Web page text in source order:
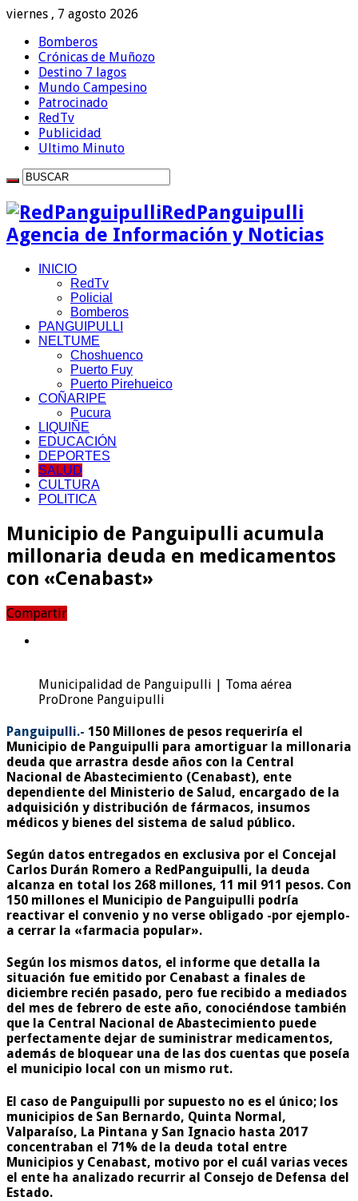
viernes , 7 agosto 2026
Bomberos
Crónicas de Muñozo
Destino 7 lagos
Mundo Campesino
Patrocinado
RedTv
Publicidad
Ultimo Minuto
RedPanguipulli
Agencia de Información y Noticias
INICIO
RedTv
Policial
Bomberos
PANGUIPULLI
NELTUME
Choshuenco
Puerto Fuy
Puerto Pirehueico
COÑARIPE
Pucura
LIQUIÑE
EDUCACIÓN
DEPORTES
SALUD
CULTURA
POLITICA
Municipio de Panguipulli acumula
millonaria deuda en medicamentos
con «Cenabast»
Compartir
Municipalidad de Panguipulli | Toma aérea
ProDrone Panguipulli
Panguipulli.- 150 Millones de pesos requeriría el
Municipio de Panguipulli para amortiguar la millonaria
deuda que arrastra desde años con la Central
Nacional de Abastecimiento (Cenabast), ente
dependiente del Ministerio de Salud, encargado de la
adquisición y distribución de fármacos, insumos
médicos y bienes del sistema de salud público.
Según datos entregados en exclusiva por el Concejal
Carlos Durán Romero a RedPanguipulli, la deuda
alcanza en total los 268 millones, 11 mil 911 pesos. Con
150 millones el Municipio de Panguipulli podría
reactivar el convenio y no verse obligado -por ejemplo-
a cerrar la «farmacia popular».
Según los mismos datos, el informe que detalla la
situación fue emitido por Cenabast a finales de
diciembre recién pasado, pero fue recibido a mediados
del mes de febrero de este año, conociéndose también
que la Central Nacional de Abastecimiento puede
perfectamente dejar de suministrar medicamentos,
además de bloquear una de las dos cuentas que poseía
el municipio local con un mismo rut.
El caso de Panguipulli por supuesto no es el único; los
municipios de San Bernardo, Quinta Normal,
Valparaíso, La Pintana y San Ignacio hasta 2017
concentraban el 71% de la deuda total entre
Municipios y Cenabast, motivo por el cuál varias veces
el ente ha analizado recurrir al Consejo de Defensa del
Estado.